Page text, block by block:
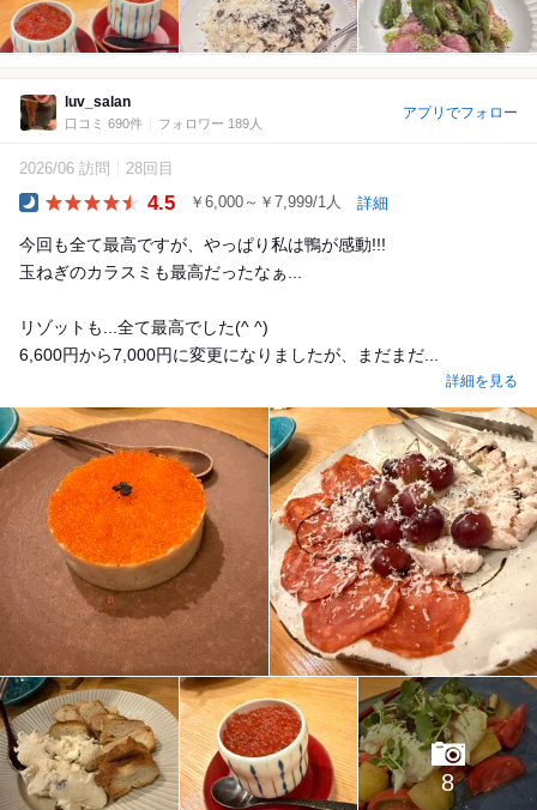
luv_salan
口コミ 690件 フォロワー 189人
アプリでフォロー
2026/06 訪問 28回目
4.5 ￥6,000～￥7,999/1人 詳細
今回も全て最高ですが、やっぱり私は鴨が感動!!!
玉ねぎのカラスミも最高だったなぁ...
リゾットも...全て最高でした(^ ^)
6,600円から7,000円に変更になりましたが、まだまだ...
詳細を見る
8